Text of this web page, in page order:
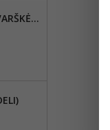
GLAISTYTAS VARŠKĖS SŪRELIS MAGIJA 45G, SU VANILE